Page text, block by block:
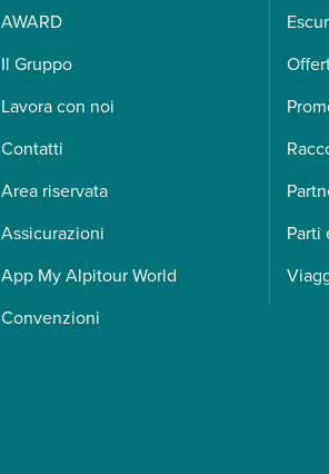
AWARD
Il Gruppo
Lavora con noi
Contatti
Area riservata
Assicurazioni
App My Alpitour World
Convenzioni
Parti